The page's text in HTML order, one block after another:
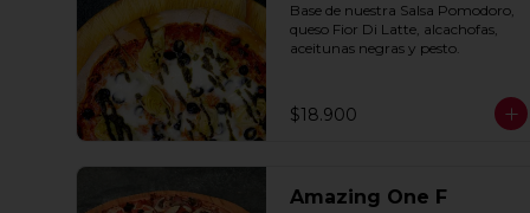
Base de nuestra Salsa Pomodoro,
queso Fior Di Latte, alcachofas,
aceitunas negras y pesto.
$18.900
Amazing One F